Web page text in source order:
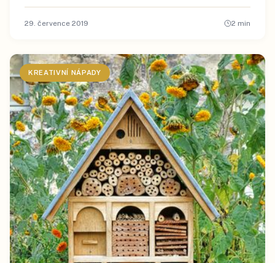
29. července 2019 2 min
KREATIVNÍ NÁPADY